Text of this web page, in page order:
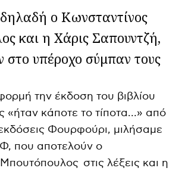
ο Κωνσταντίνος
και η Χάρις Σαπουντζή,
στο υπέροχο σύμπαν τους
την έκδοση του βιβλίου
«ήταν κάποτε το τίποτα…» από
Φουρφούρι, μιλήσαμε
που αποτελούν ο
Μπουτόπουλος στις λέξεις και η